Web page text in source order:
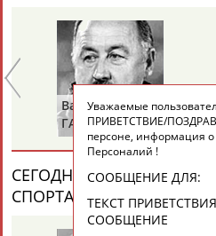
Валерий
ГАЗЗАЕВ
СЕГОДНЯ ДЕНЬ ПАМЯТИ
СПОРТА (6 ПЕРСОНАЛИЙ)
Уважаемые
ПРИВЕТСТВИЕ/
персоне, информация
Персоналий !
СООБЩЕНИЕ ДЛЯ:
ТЕКСТ
СООБЩЕНИЕ